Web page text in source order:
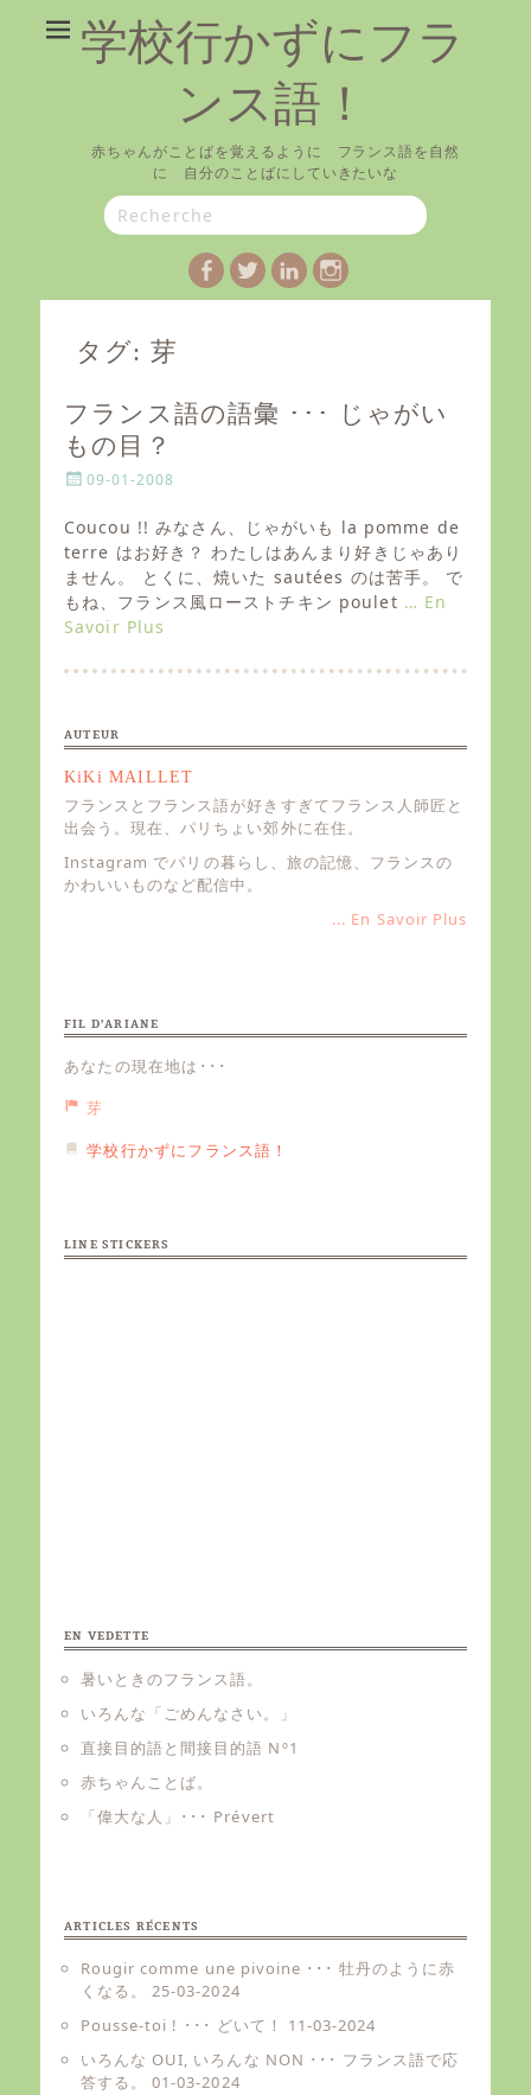
学校行かずにフラ
ンス語！
赤ちゃんがことばを覚えるように フランス語を自然
に 自分のことばにしていきたいな
Search
for:
Facebook
TwitterLinkedIn
Instagram
タグ: 芽
フランス語の語彙 ･･･ じゃがい
もの目？
P
s
t
e
d
o
n
09-01-2008
Coucou !! みなさん、じゃがいも la pomme de
terre はお好き？ わたしはあんまり好きじゃあり
ません。 とくに、焼いた sautées のは苦手。 で
もね、フランス風ローストチキン poulet … En
Savoir Plus
AUTEUR
KiKi MAILLET
フランスとフランス語が好きすぎてフランス人師匠と
出会う。現在、パリちょい郊外に在住。
Instagram でパリの暮らし、旅の記憶、フランスの
かわいいものなど配信中。
... En Savoir Plus
FIL D’ARIANE
あなたの現在地は･･･
芽
学校行かずにフランス語！
LINE STICKERS
EN VEDETTE
暑いときのフランス語。
いろんな「ごめんなさい。」
直接目的語と間接目的語 Nº1
赤ちゃんことば。
「偉大な人」･･･ Prévert
ARTICLES RÉCENTS
Rougir comme une pivoine ･･･ 牡丹のように赤
くなる。
25-03-2024
Pousse-toi ! ･･･ どいて！
11-03-2024
いろんな OUI, いろんな NON ･･･ フランス語で応
答する。
01-03-2024